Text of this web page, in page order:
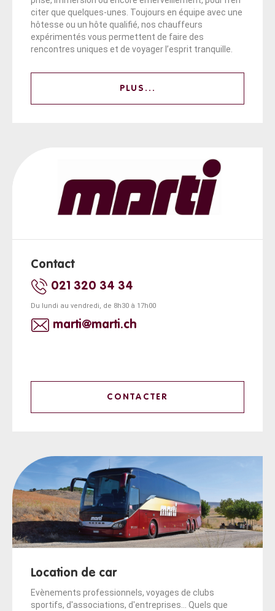
citer que quelques-unes. Toujours en équipe avec une
hôtesse ou un hôte qualifié, nos chauffeurs
expérimentés vous permettent de faire des
rencontres uniques et de voyager l’esprit tranquille.
PLUS...
Contact
021 320 34 34
Du lundi au vendredi, de 8h30 à 17h00
marti@marti.ch
CONTACTER
Location de car
Evènements professionnels, voyages de clubs
sportifs, d'associations, d'entreprises... Quels que